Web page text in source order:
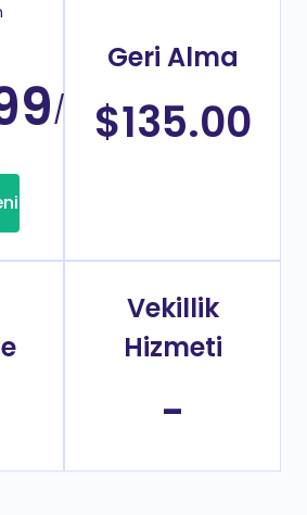
/Yıl
Geri Alma
$135.00
Vekillik
Hizmeti
-